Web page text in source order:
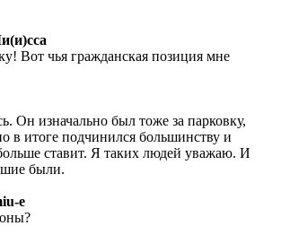
Вот чья гражданская позиция мне
Он изначально был тоже за парковку,
в итоге подчинился большинству и
ставит. Я таких людей уважаю. И
были.
e